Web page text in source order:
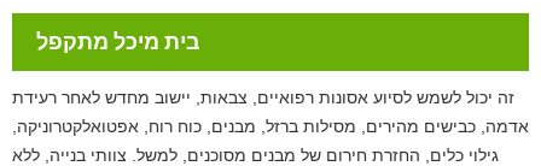
בית מיכל מתקפל
זה יכול לשמש לסיוע אסונות רפואיים, צבאות, יישוב מחדש לאחר רעידת
אדמה, כבישים מהירים, מסילות ברזל, מבנים, כוח רוח, אפטואלקטרוניקה,
גילוי כלים, החזרת חירום של מבנים מסוכנים, למשל. צוותי בנייה, ללא